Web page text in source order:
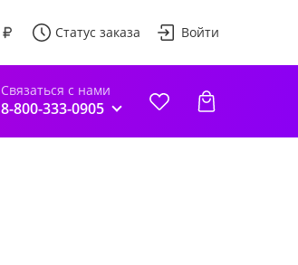
Статус заказа Войти
Связаться с нами
8-800-333-0905